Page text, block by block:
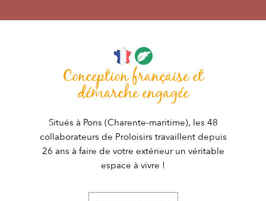
Conception française et
démarche engagée
Situés à Pons (Charente-maritime), les 48
collaborateurs de Proloisirs travaillent depuis
26 ans à faire de votre extérieur un véritable
espace à vivre !